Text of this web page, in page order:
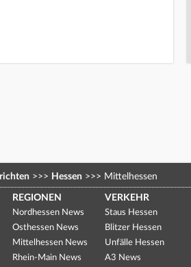
>>> Hessen >>> Mittelhessen
REGIONEN
Nordhessen News
Osthessen News
Mittelhessen News
Rhein-Main News
VERKEHR
Staus Hessen
Blitzer Hessen
Unfälle Hessen
A3 News